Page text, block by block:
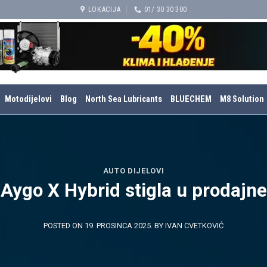
LOKACIJA 01/ 30 30 300
Motodijelovi Blog North Sea Lubricants BLUECHEM M8 Solution
AUTO DIJELOVI
X Hybrid stigla u
POSTED ON 19. PROSINCA 2025. BY IVAN CVETKOVIĆ